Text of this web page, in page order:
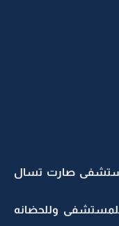
صارت تسال
وللحضانه